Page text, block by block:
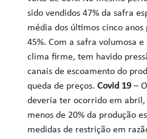
sido vendidos 47% da safra
média dos últimos cinco
45%. Com a safra volumosa
clima firme, tem havido
canais de escoamento do
queda de preços.Covid 19 –
deveria ter ocorrido em
menos de 20% da produção
medidas de restrição em